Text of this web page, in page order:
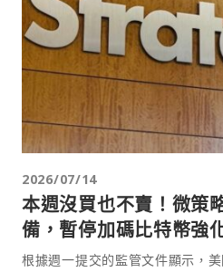
2026/07/14
本週沒買也不賣！微策
備，暫停加碼比特幣強
根據週一提交的監管文件顯示，